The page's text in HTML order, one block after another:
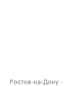
Ростов-на-Дону